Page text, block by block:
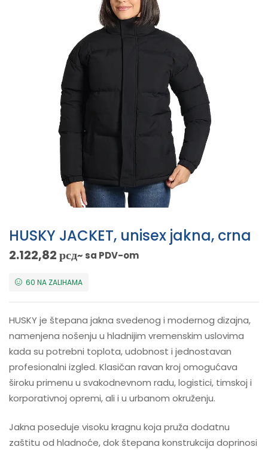
HUSKY JACKET, unisex jakna, crna
2.122,82рсд~ sa PDV-om
60 NA ZALIHAMA
HUSKY je štepana jakna svedenog i modernog dizajna,
namenjena nošenju u hladnijim vremenskim uslovima
kada su potrebni toplota, udobnost i jednostavan
profesionalni izgled. Klasičan ravan kroj omogućava
široku primenu u svakodnevnom radu, logistici, timskoj i
korporativnoj opremi, ali i u urbanom okruženju.
Jakna poseduje visoku kragnu koja pruža dodatnu
zaštitu od hladnoće, dok štepana konstrukcija doprinosi